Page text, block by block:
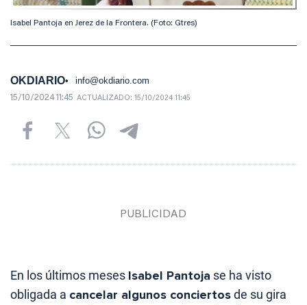
Isabel Pantoja en Jerez de la Frontera. (Foto: Gtres)
OKDIARIO info@okdiario.com
15/10/2024 11:45 ACTUALIZADO: 15/10/2024 11:45
En los últimos meses Isabel Pantoja se ha visto
obligada a cancelar algunos conciertosde su gira